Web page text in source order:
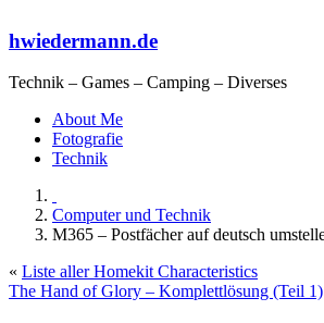
hwiedermann.de
Technik – Games – Camping – Diverses
About Me
Fotografie
Technik
Computer und Technik
M365 – Postfächer auf deutsch
« Liste aller Homekit Characteristics
The Hand of Glory – Komplettlösung (Teil 1)